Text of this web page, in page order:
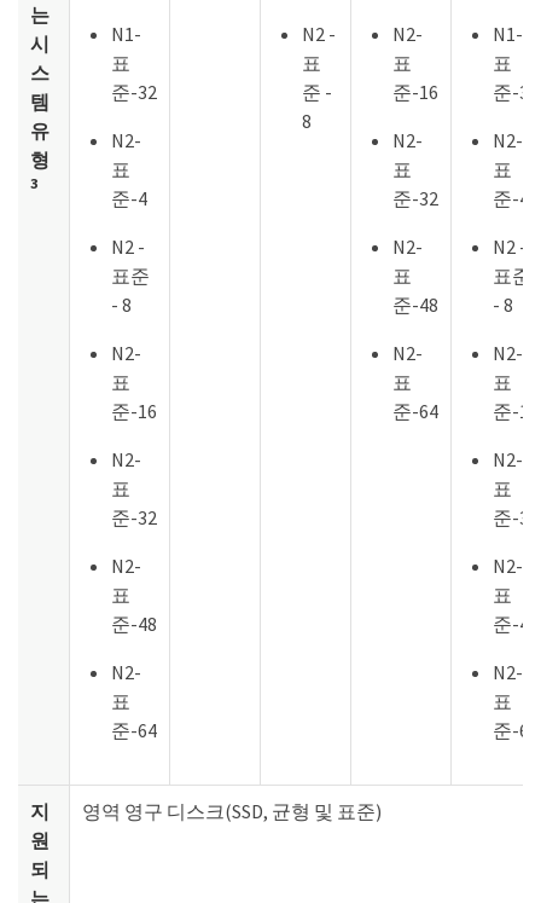
는
시
스
템
유
형
3
N1-
표
준-32
N2-
표
준-4
N2 -
표준
- 8
N2-
표
준-16
N2-
표
준-32
N2-
표
준-48
N2-
표
준-64
N2 -
표
준 -
8
N2-
표
준-16
N2-
표
준-32
N2-
표
준-48
N2-
표
준-64
N1-
표
준-32
N2-
표
준-4
N2 -
표준
- 8
N2-
표
준-16
N2-
표
준-32
N2-
표
준-48
N2-
표
준-64
지
원
되
는
영역 영구 디스크(SSD, 균형 및 표준)